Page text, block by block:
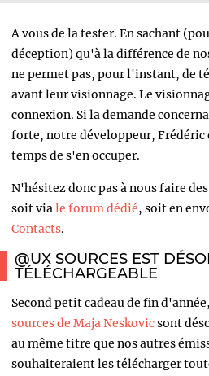
A vous de la tester. En sachant
déception) qu'à la différence de
ne permet pas, pour l'instant, de
avant leur visionnage. Le
connexion. Si la demande
forte, notre développeur, Frédéric
temps de s'en occuper.
N'hésitez donc pas à nous faire
soit viale forum dédié, soit en
Contacts.
@UX SOURCES EST
TÉLÉCHARGEABLE
Second petit cadeau de fin d'année,
sources de Maja Neskovicsont
au même titre que nos autres
souhaiteraient les télécharger